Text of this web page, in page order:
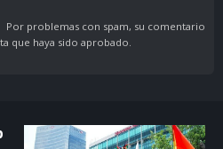
Por problemas con spam, su comentario
que haya sido aprobado.